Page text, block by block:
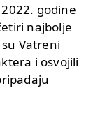
godine
najbolje
Vatreni
i osvojili